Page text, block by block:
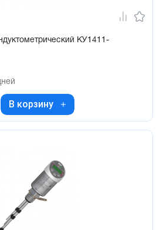
КУ1411-
В корзину